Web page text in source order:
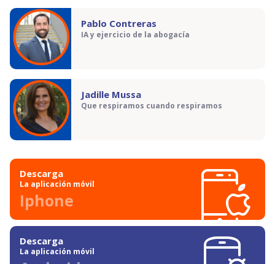
Pablo Contreras
IA y ejercicio de la abogacía
Jadille Mussa
Que respiramos cuando respiramos
Descarga
La aplicación móvil
Iphone
Descarga
La aplicación móvil